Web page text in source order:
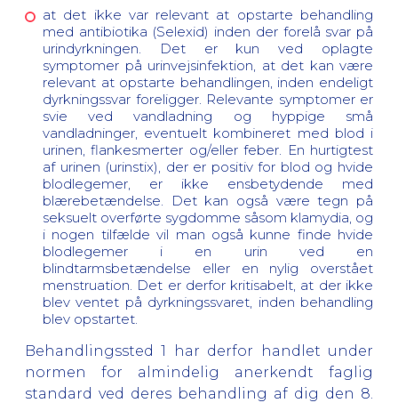
at det ikke var relevant at opstarte behandling
med antibiotika (Selexid) inden der forelå svar på
urindyrkningen. Det er kun ved oplagte
symptomer på urinvejsinfektion, at det kan være
relevant at opstarte behandlingen, inden endeligt
dyrkningssvar foreligger. Relevante symptomer er
svie ved vandladning og hyppige små
vandladninger, eventuelt kombineret med blod i
urinen, flankesmerter og/eller feber. En hurtigtest
af urinen (urinstix), der er positiv for blod og hvide
blodlegemer, er ikke ensbetydende med
blærebetændelse. Det kan også være tegn på
seksuelt overførte sygdomme såsom klamydia, og
i nogen tilfælde vil man også kunne finde hvide
blodlegemer i en urin ved en
blindtarmsbetændelse eller en nylig overstået
menstruation. Det er derfor kritisabelt, at der ikke
blev ventet på dyrkningssvaret, inden behandling
blev opstartet.
Behandlingssted 1 har derfor handlet under
normen for almindelig anerkendt faglig
standard ved deres behandling af dig den 8.